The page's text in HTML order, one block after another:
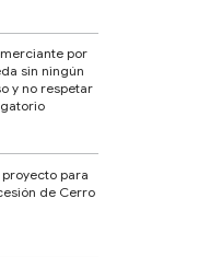
por
sin ningún
y no respetar
proyecto para
de Cerro